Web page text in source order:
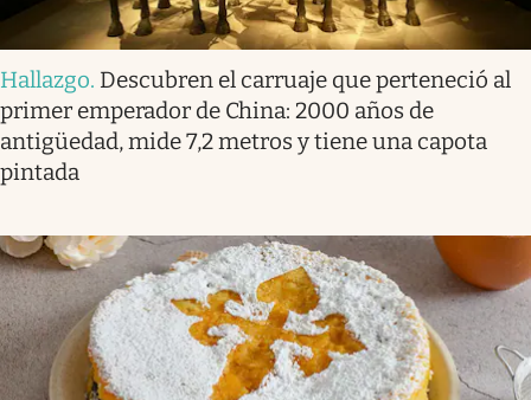
Hallazgo. Descubren el carruaje que perteneció al
primer emperador de China: 2000 años de
antigüedad, mide 7,2 metros y tiene una capota
pintada